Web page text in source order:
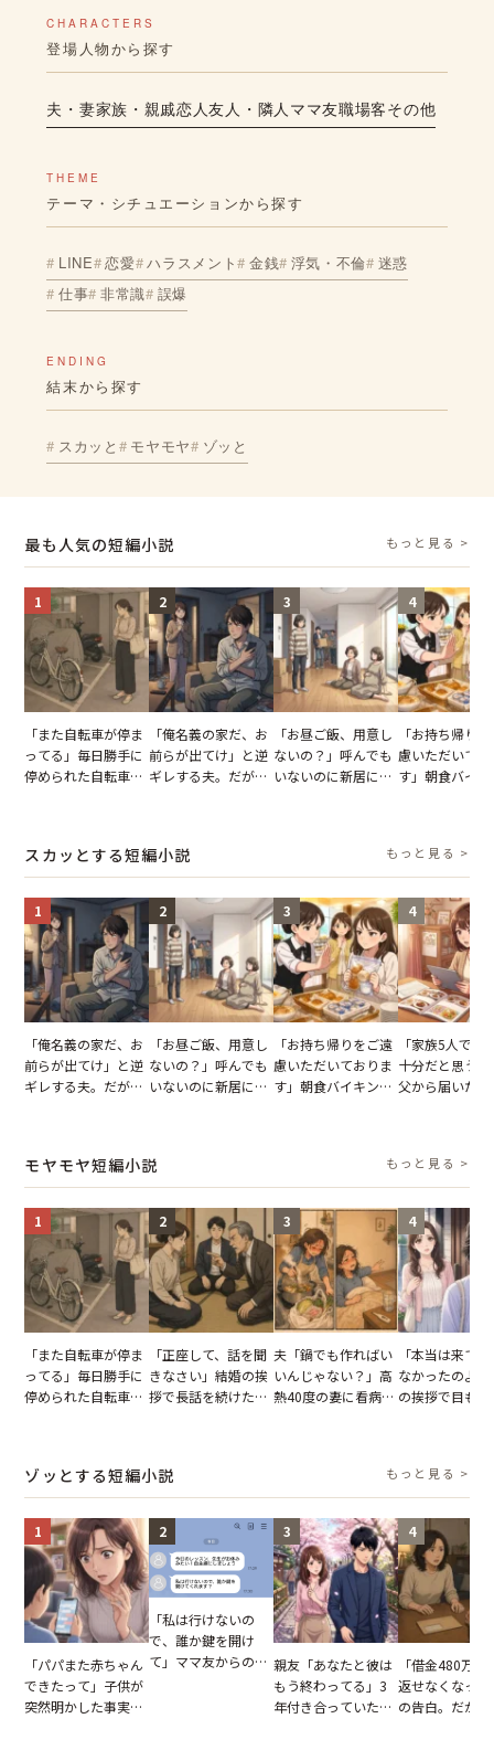
CHARACTERS
登場人物から探す
夫・妻家族・親戚恋人友人・隣人 ママ友職場客その他
THEME
テーマ・シチュエーションから探す
LINE 恋愛 ハラスメント 金銭 浮気・不倫 迷惑
仕事 非常識 誤爆
ENDING
結末から探す
スカッと モヤモヤ ゾッと
最も人気の短編小説 もっと見る >
1
「また自転車が停ま
ってる」毎日勝手に
停められた自転車。
2
「俺名義の家だ、お
前らが出てけ」と逆
ギレする夫。だが、
3
「お昼ご飯、用意し
ないの？」呼んでも
いないのに新居にあ
4
「お持ち帰り
慮いただいて
す」朝食バイ
が一変
スカッとする短編小説 もっと見る >
1
「俺名義の家だ、お
前らが出てけ」と逆
ギレする夫。だが、
2
「お昼ご飯、用意し
ないの？」呼んでも
いないのに新居にあ
3
「お持ち帰りをご遠
慮いただいておりま
す」朝食バイキング
4
「家族5人で3
十分だと思う
父から届いたご
モヤモヤ短編小説 もっと見る >
1
「また自転車が停ま
ってる」毎日勝手に
停められた自転車。
2
「正座して、話を聞
きなさい」結婚の挨
拶で長話を続けた義
3
夫「鍋でも作ればい
いんじゃない？」高
熱40度の妻に看病な
4
「本当は来て
なかったのよ
の挨拶で目も
ゾッとする短編小説 もっと見る >
1
「パパまた赤ちゃん
できたって」子供が
突然明かした事実。
2
「私は行けないの
で、誰か鍵を開け
て」ママ友からの
3
親友「あなたと彼は
もう終わってる」3
年付き合っていた彼
4
「借金480万、
返せなくなっ
の告白。だが